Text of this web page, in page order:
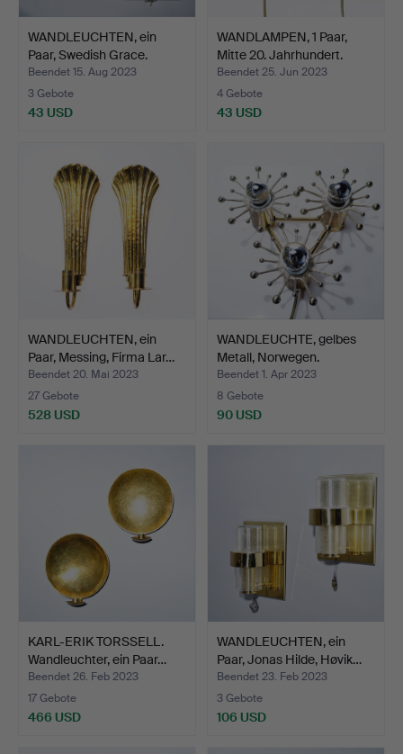
WANDLEUCHTEN, ein
Paar, Swedish Grace.
Beendet 15. Aug 2023
3 Gebote
43 USD
WANDLAMPEN, 1 Paar,
Mitte 20. Jahrhundert.
Beendet 25. Jun 2023
4 Gebote
43 USD
WANDLEUCHTEN, ein
Paar, Messing, Firma Lar…
Beendet 20. Mai 2023
27 Gebote
528 USD
WANDLEUCHTE, gelbes
Metall, Norwegen.
Beendet 1. Apr 2023
8 Gebote
90 USD
KARL-ERIK TORSSELL.
Wandleuchter, ein Paar…
Beendet 26. Feb 2023
17 Gebote
466 USD
WANDLEUCHTEN, ein
Paar, Jonas Hilde, Høvik…
Beendet 23. Feb 2023
3 Gebote
106 USD